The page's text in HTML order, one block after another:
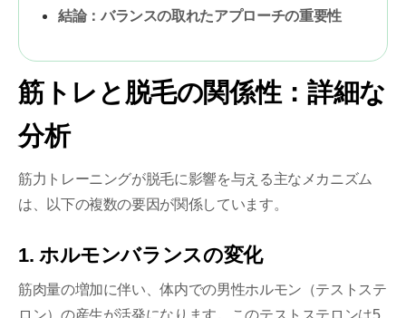
結論：バランスの取れたアプローチの重要性
筋トレと脱毛の関係性：詳細な
分析
筋力トレーニングが脱毛に影響を与える主なメカニズム
は、以下の複数の要因が関係しています。
1. ホルモンバランスの変化
筋肉量の増加に伴い、体内での男性ホルモン（テストステ
ロン）の産生が活発になります。このテストステロンは5